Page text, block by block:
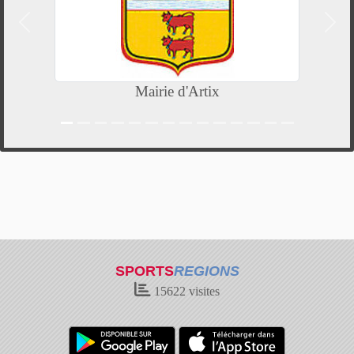
Mairie d'Artix
SPORTSREGIONS
15622 visites